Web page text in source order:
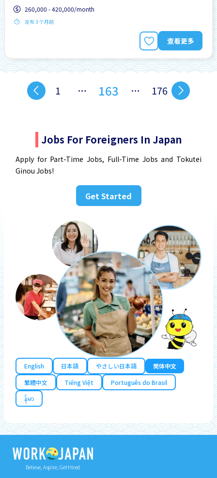
260,000 - 420,000/month
发布 3 个月前
查看更多
1 … 163 … 176
Jobs For Foreigners In Japan
Apply for Part-Time Jobs, Full-Time Jobs and Tokutei
Ginou Jobs!
Get Started
English 日本語 やさしい日本語
简体中文
繁體中文
Tiếng Việt
Português do Brasil
န်မာ
Believe, Aspire, Get Hired